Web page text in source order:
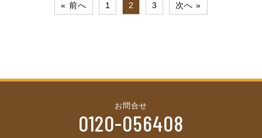
« 前へ 1 2 3 次へ »
お問合せ
0120-056408